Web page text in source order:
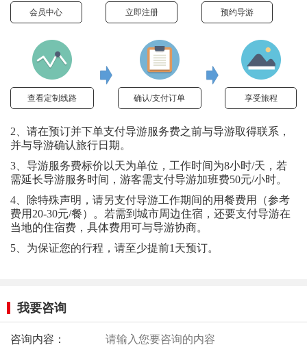
会员中心 立即注册 预约导游
查看定制线路 确认/支付订单 享受旅程
2、请在预订并下单支付导游服务费之前与导游取得联系，
并与导游确认旅行日期。
3、导游服务费标价以天为单位，工作时间为8小时/天，若
需延长导游服务时间，游客需支付导游加班费50元/小时。
4、除特殊声明，请另支付导游工作期间的用餐费用（参考
费用20-30元/餐）。若需到城市周边住宿，还要支付导游在
当地的住宿费，具体费用可与导游协商。
5、为保证您的行程，请至少提前1天预订。
我要咨询
咨询内容：